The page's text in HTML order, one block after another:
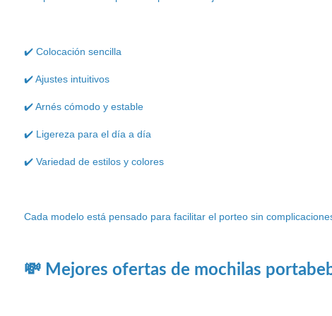
✔️ Colocación sencilla
✔️ Ajustes intuitivos
✔️ Arnés cómodo y estable
✔️ Ligereza para el día a día
✔️ Variedad de estilos y colores
Cada modelo está pensado para facilitar el porteo sin
💸 Mejores ofertas de mochilas